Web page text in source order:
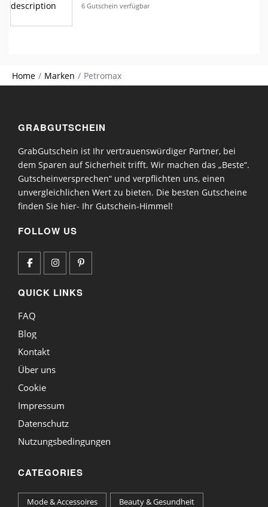
6 Gutschein verfügbar
Home Marken Petromax
GRABGUTSCHEIN
GrabGutschein ist Ihr vertrauenswürdiger Partner, bei
dem Sparen auf Sicherheit trifft. Wir machen das „Beste“.
Gutscheinversprechen“ und verpflichten uns, einen
unvergleichlichen Wert zu bieten. Die besten Gutscheine
finden Sie hier- Ihr Gutschein-Himmel!
FOLLOW US
QUICK LINKS
FAQ
Blog
Kontakt
Über uns
Cookie
Impressum
Datenschutz
Nutzungsbedingungen
CATEGORIES
Mode & Accessoires Beauty & Gesundheit